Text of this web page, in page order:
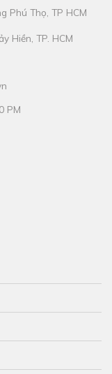
Phú Thọ, TP HCM
Hiền, TP. HCM
PM